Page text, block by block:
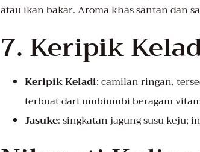
atau ikan bakar. Aroma khas santan dan
7. Keripik
Keripik Keladi: camilan ringan,
terbuat dari umbiumbi beragam
Jasuke: singkatan jagung susu keju;